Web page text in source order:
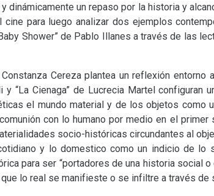
dinámicamente un repaso por la historia y
para luego analizar dos ejemplos
Shower” de Pablo Illanes a través de las
Cereza plantea un reflexión
y “La Cienaga” de Lucrecia Martel configuran
el mundo material y de los objetos como
con lo humano por medio en el primer
socio-históricas circundantes al
y lo domestico como un indicio de lo
para ser “portadores de una historia social
lo real se manifieste o se infiltre a través de